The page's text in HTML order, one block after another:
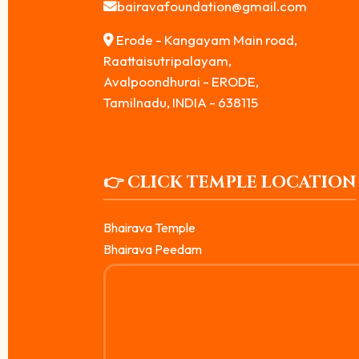
bairavafoundation@gmail.com
Erode - Kangayam Main road,
Raattaisutripalayam,
Avalpoondhurai - ERODE,
Tamilnadu, INDIA - 638115
👉 CLICK TEMPLE LOCATION
Bhairava Temple
Bhairava Peedam